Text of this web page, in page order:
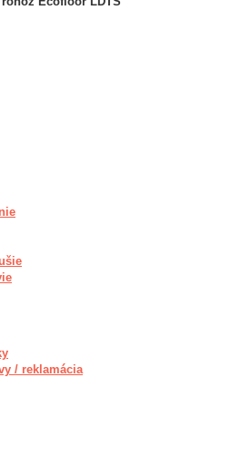
/ reklamácia